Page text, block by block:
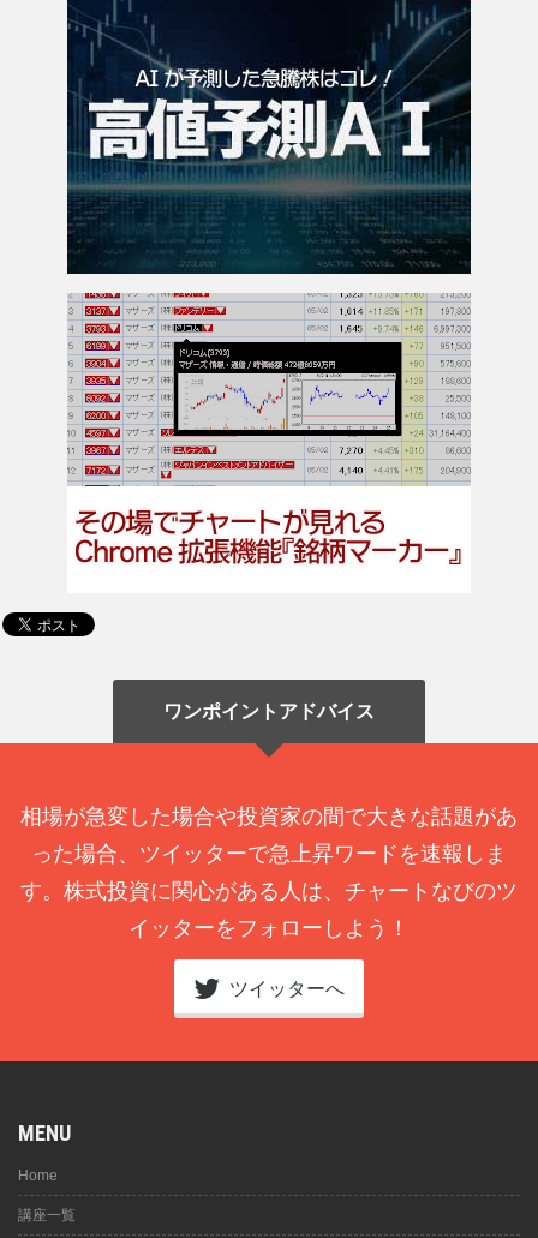
ワンポイントアドバイス
相場が急変した場合や投資家の間で大きな話題があ
った場合、ツイッターで急上昇ワードを速報しま
す。株式投資に関心がある人は、チャートなびのツ
イッターをフォローしよう！
ツイッターへ
MENU
Home
講座一覧